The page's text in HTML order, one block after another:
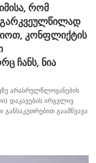
რომ
კონფლიქტის
ჩანს, ნია
არასრულწლოვანების
დაკავების ირგვლივ
გაამწვავა